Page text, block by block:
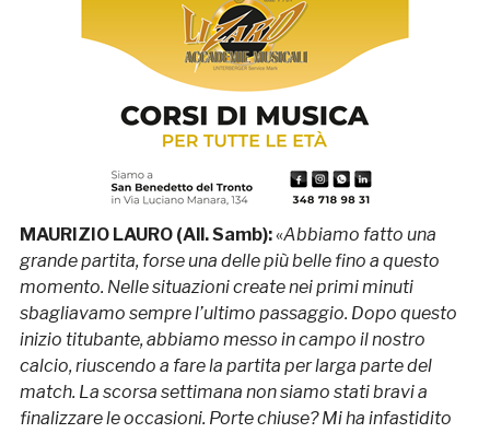
MAURIZIO LAURO (All. Samb):«Abbiamo fatto una
grande partita, forse una delle più belle fino a questo
momento. Nelle situazioni create nei primi minuti
sbagliavamo sempre l’ultimo passaggio. Dopo questo
inizio titubante, abbiamo messo in campo il nostro
calcio, riuscendo a fare la partita per larga parte del
match. La scorsa settimana non siamo stati bravi a
finalizzare le occasioni. Porte chiuse? Mi ha infastidito